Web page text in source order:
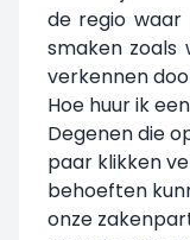
de regio waar
smaken zoals
verkennen
Hoe huur ik
Degenen die
paar klikken
behoeften
onze